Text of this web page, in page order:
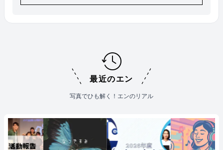
最近のエン
写真でひも解く！エンのリアル